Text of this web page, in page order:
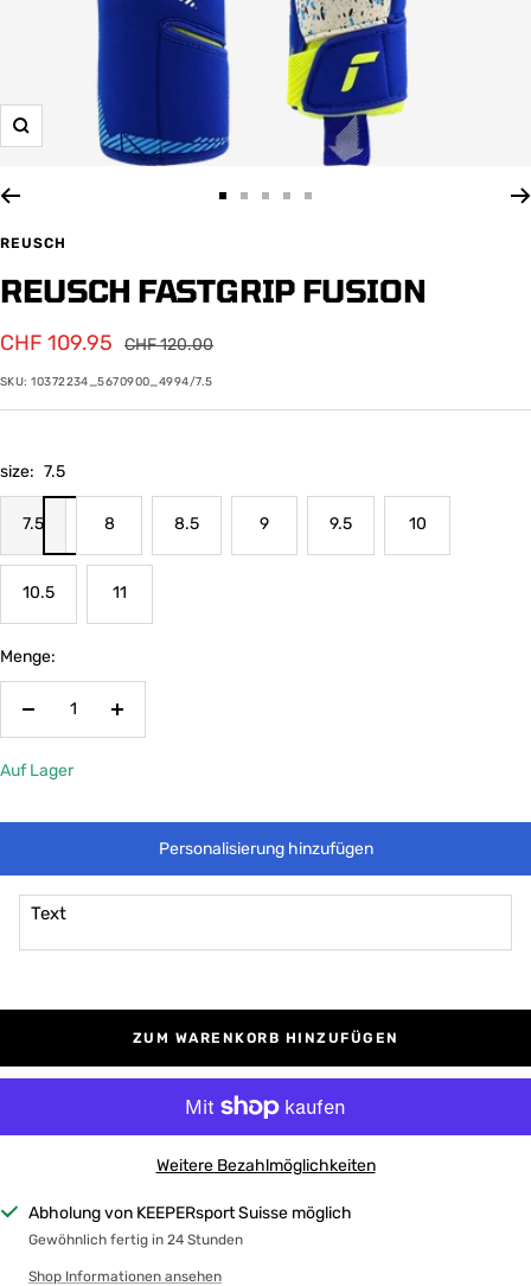
Zoom
gehengehen
gehengehengehen
REUSCH
REUSCH FASTGRIP FUSION
Angebotspreis
CHF 109.95
Regulärer
CHF 120.00
SKU:10372234_5670900_4994/7.5
size: 7.5
7.5 8 8.5 9 9.5 10
10.5 11
Menge:
Menge
Menge
Auf Lager
Personalisierung hinzufügen
Text
ZUM WARENKORB HINZUFÜGEN
Weitere Bezahlmöglichkeiten
Abholung von KEEPERsport Suisse möglich
Gewöhnlich fertig in 24 Stunden
Shop Informationen ansehen